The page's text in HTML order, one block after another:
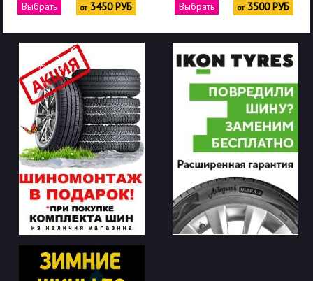
Выбрать от3450 РУБ Выбрать от3500 РУБ